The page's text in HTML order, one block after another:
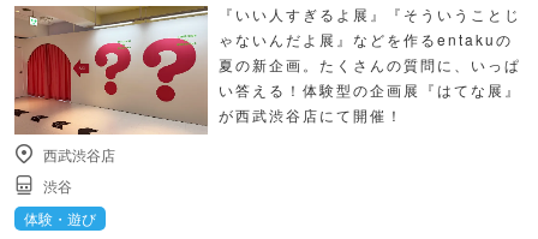
『いい人すぎるよ展』『そういうことじ
ゃないんだよ展』などを作るentakuの
夏の新企画。たくさんの質問に、いっぱ
い答える！体験型の企画展『はてな展』
が西武渋谷店にて開催！
西武渋谷店
渋谷
体験・遊び